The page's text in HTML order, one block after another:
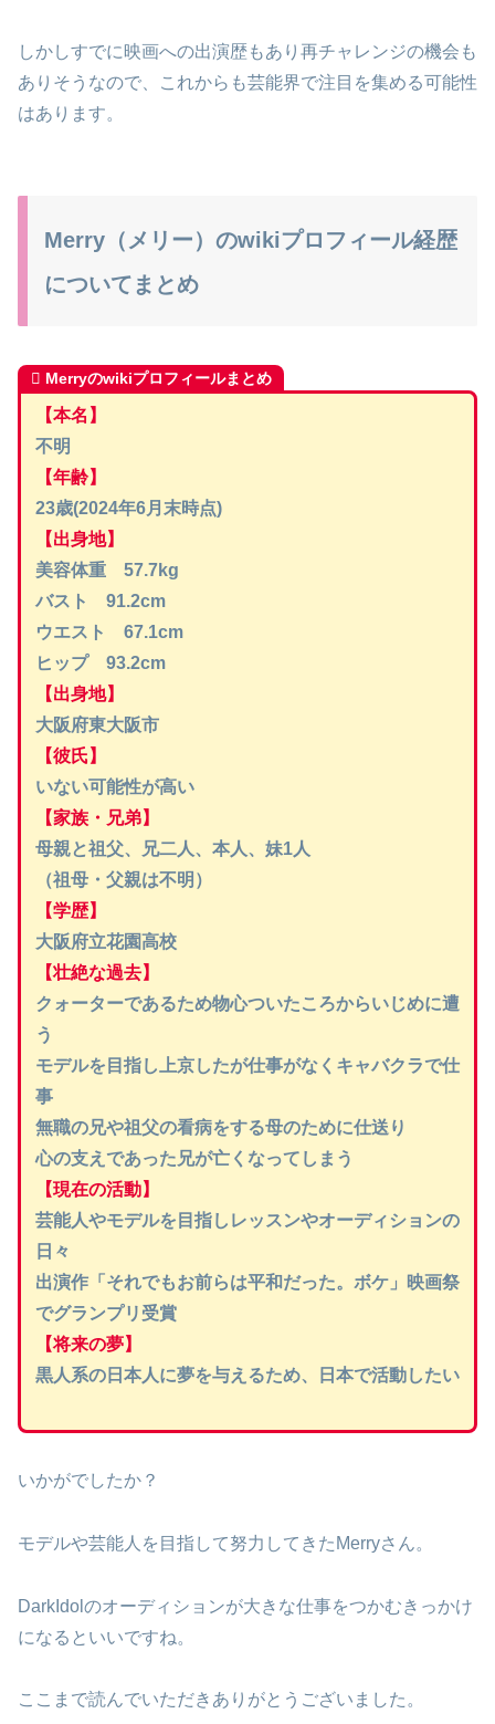
しかしすでに映画への出演歴もあり再チャレンジの機会も
ありそうなので、これからも芸能界で注目を集める可能性
はあります。
Merry（メリー）のwikiプロフィール経歴
についてまとめ
Merryのwikiプロフィールまとめ
【本名】
不明
【年齢】
23歳(2024年6月末時点)
【出身地】
美容体重 57.7kg
バスト 91.2cm
ウエスト 67.1cm
ヒップ 93.2cm
【出身地】
大阪府東大阪市
【彼氏】
いない可能性が高い
【家族・兄弟】
母親と祖父、兄二人、本人、妹1人
（祖母・父親は不明）
【学歴】
大阪府立花園高校
【壮絶な過去】
クォーターであるため物心ついたころからいじめに遭
う
モデルを目指し上京したが仕事がなくキャバクラで仕
事
無職の兄や祖父の看病をする母のために仕送り
心の支えであった兄が亡くなってしまう
【現在の活動】
芸能人やモデルを目指しレッスンやオーディションの
日々
出演作「それでもお前らは平和だった。ボケ」映画祭
でグランプリ受賞
【将来の夢】
黒人系の日本人に夢を与えるため、日本で活動したい
いかがでしたか？
モデルや芸能人を目指して努力してきたMerryさん。
DarkIdolのオーディションが大きな仕事をつかむきっかけ
になるといいですね。
ここまで読んでいただきありがとうございました。